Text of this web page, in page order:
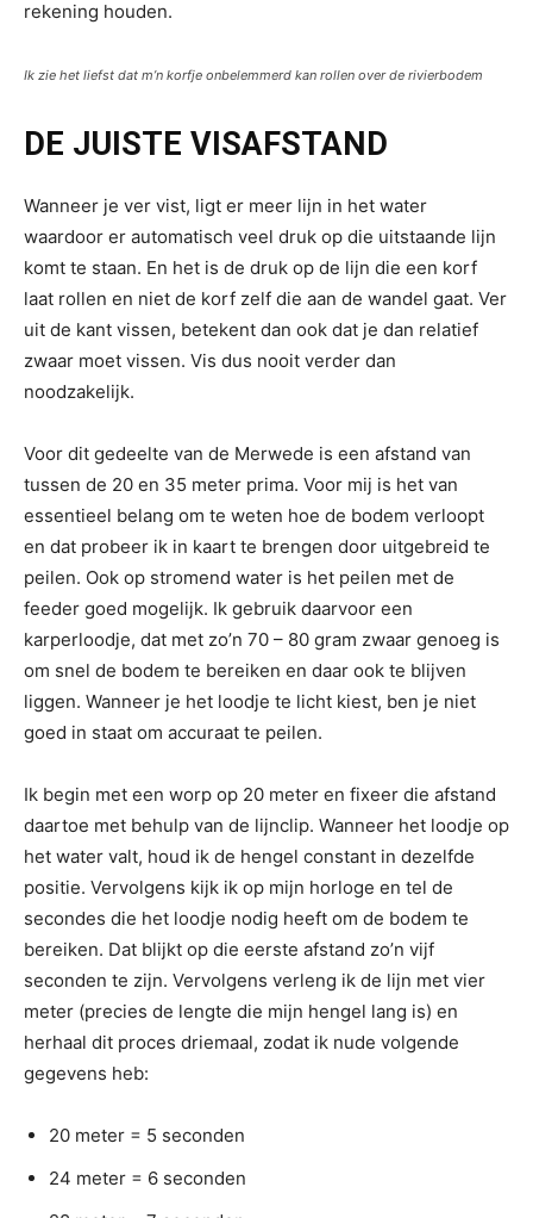
rekening houden.
Ik zie het liefst dat m’n korfje onbelemmerd kan rollen over de rivierbodem
DE JUISTE VISAFSTAND
Wanneer je ver vist, ligt er meer lijn in het water
waardoor er automatisch veel druk op die uitstaande lijn
komt te staan. En het is de druk op de lijn die een korf
laat rollen en niet de korf zelf die aan de wandel gaat. Ver
uit de kant vissen, betekent dan ook dat je dan relatief
zwaar moet vissen. Vis dus nooit verder dan
noodzakelijk.
Voor dit gedeelte van de Merwede is een afstand van
tussen de 20 en 35 meter prima. Voor mij is het van
essentieel belang om te weten hoe de bodem verloopt
en dat probeer ik in kaart te brengen door uitgebreid te
peilen. Ook op stromend water is het peilen met de
feeder goed mogelijk. Ik gebruik daarvoor een
karperloodje, dat met zo’n 70 – 80 gram zwaar genoeg is
om snel de bodem te bereiken en daar ook te blijven
liggen. Wanneer je het loodje te licht kiest, ben je niet
goed in staat om accuraat te peilen.
Ik begin met een worp op 20 meter en fixeer die afstand
daartoe met behulp van de lijnclip. Wanneer het loodje op
het water valt, houd ik de hengel constant in dezelfde
positie. Vervolgens kijk ik op mijn horloge en tel de
secondes die het loodje nodig heeft om de bodem te
bereiken. Dat blijkt op die eerste afstand zo’n vijf
seconden te zijn. Vervolgens verleng ik de lijn met vier
meter (precies de lengte die mijn hengel lang is) en
herhaal dit proces driemaal, zodat ik nude volgende
gegevens heb:
20 meter = 5 seconden
24 meter = 6 seconden